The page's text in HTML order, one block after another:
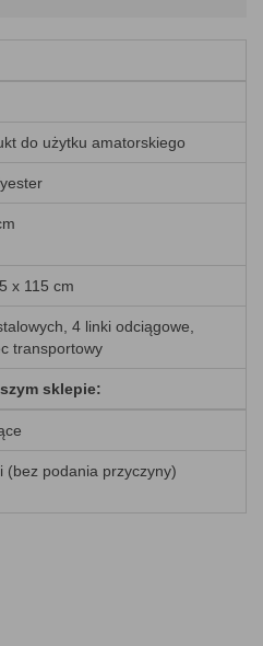
do użytku amatorskiego
x 115 cm
4 linki odciągowe,
transportowy
sklepie:
(bez podania przyczyny)